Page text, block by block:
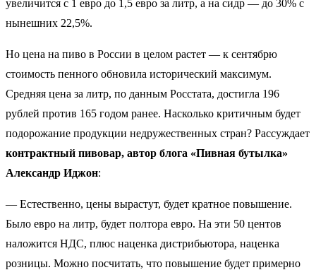
увеличится с 1 евро до 1,5 евро за литр, а на сидр — до 30% с
нынешних 22,5%.
Но цена на пиво в России в целом растет — к сентябрю
стоимость пенного обновила исторический максимум.
Средняя цена за литр, по данным Росстата, достигла 196
рублей против 165 годом ранее. Насколько критичным будет
подорожание продукции недружественных стран? Рассуждает
контрактный пивовар, автор блога «Пивная бутылка»
Александр Иджон:
— Естественно, цены вырастут, будет кратное повышение.
Было евро на литр, будет полтора евро. На эти 50 центов
наложится НДС, плюс наценка дистрибьютора, наценка
розницы. Можно посчитать, что повышение будет примерно